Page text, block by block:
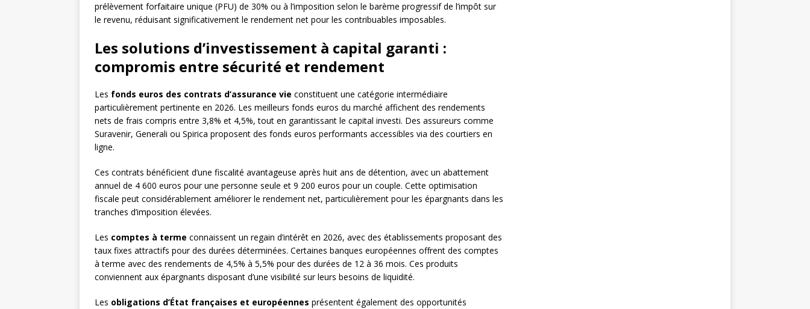
prélèvement forfaitaire unique (PFU) de 30% ou à l’imposition selon le barème progressif de l’impôt sur
le revenu, réduisant significativement le rendement net pour les contribuables imposables.
Les solutions d’investissement à capital garanti :
compromis entre sécurité et rendement
Les fonds euros des contrats d’assurance vie constituent une catégorie intermédiaire
particulièrement pertinente en 2026. Les meilleurs fonds euros du marché affichent des rendements
nets de frais compris entre 3,8% et 4,5%, tout en garantissant le capital investi. Des assureurs comme
Suravenir, Generali ou Spirica proposent des fonds euros performants accessibles via des courtiers en
ligne.
Ces contrats bénéficient d’une fiscalité avantageuse après huit ans de détention, avec un abattement
annuel de 4 600 euros pour une personne seule et 9 200 euros pour un couple. Cette optimisation
fiscale peut considérablement améliorer le rendement net, particulièrement pour les épargnants dans les
tranches d’imposition élevées.
Les comptes à terme connaissent un regain d’intérêt en 2026, avec des établissements proposant des
taux fixes attractifs pour des durées déterminées. Certaines banques européennes offrent des comptes
à terme avec des rendements de 4,5% à 5,5% pour des durées de 12 à 36 mois. Ces produits
conviennent aux épargnants disposant d’une visibilité sur leurs besoins de liquidité.
Les obligations d’État françaises et européennes présentent également des opportunités